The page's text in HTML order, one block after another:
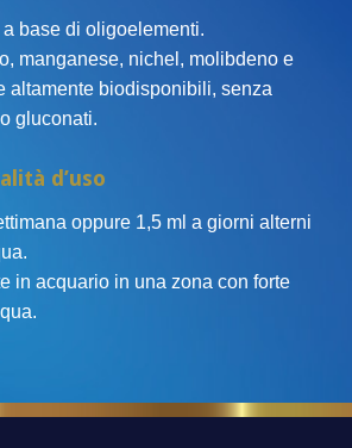
a base di oligoelementi.
manganese, nichel, molibdeno e
altamente biodisponibili, senza
gluconati.
d’uso
oppure 1,5 ml a giorni alterni
in acquario in una zona con forte